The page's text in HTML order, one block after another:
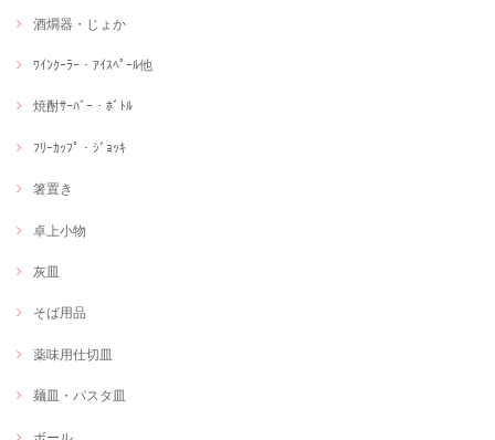
酒燗器・じょか
ﾜｲﾝｸｰﾗｰ・ｱｲｽﾍﾟｰﾙ他
焼酎ｻｰﾊﾞｰ・ﾎﾞﾄﾙ
ﾌﾘｰｶｯﾌﾟ・ｼﾞｮｯｷ
箸置き
卓上小物
灰皿
そば用品
薬味用仕切皿
麺皿・パスタ皿